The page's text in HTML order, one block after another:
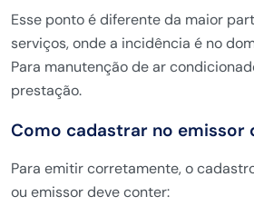
Esse ponto é diferente da maior
serviços, onde a incidência é no
Para manutenção de ar
prestação.
Como cadastrar no emissor
Para emitir corretamente, o
ou emissor deve conter: